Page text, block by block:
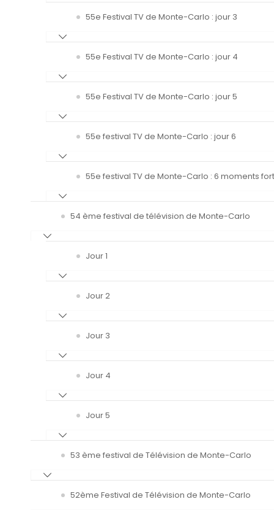
55e Festival TV de Monte-Carlo : jour 3
55e Festival TV de Monte-Carlo : jour 4
55e Festival TV de Monte-Carlo : jour 5
55e festival TV de Monte-Carlo : jour 6
55e festival TV de Monte-Carlo : 6 moments
54 ème festival de télévision de Monte-Carlo
Jour 1
Jour 2
Jour 3
Jour 4
Jour 5
53 ème festival de Télévision de Monte-Carlo
52ème Festival de Télévision de Monte-Carlo